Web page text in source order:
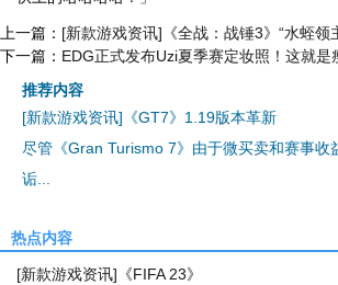
上一篇： [新款游戏资讯]《全战：战锤3》“水蛭领
下一篇： EDG正式发布Uzi夏季赛定妆照！这就是
推荐内容
[新款游戏资讯]《GT7》1.19版本革新
尽管《Gran Turismo 7》由于微买卖和赛事收
诟...
热点内容
[新款游戏资讯]《FIFA 23》